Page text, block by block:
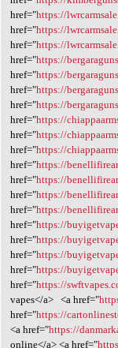
href="https://
href="https://
href="https://
href="https://
href="https://
href="https://
href="https://
href="https://
href="https://
href="https://
href="https://
href="https://
href="https://
href="https://
href="https://
href="https://
href="https://
href="https://
href="https://
vapes</a> <a href="
href="https://
<a href="https://
online</a> <a href="